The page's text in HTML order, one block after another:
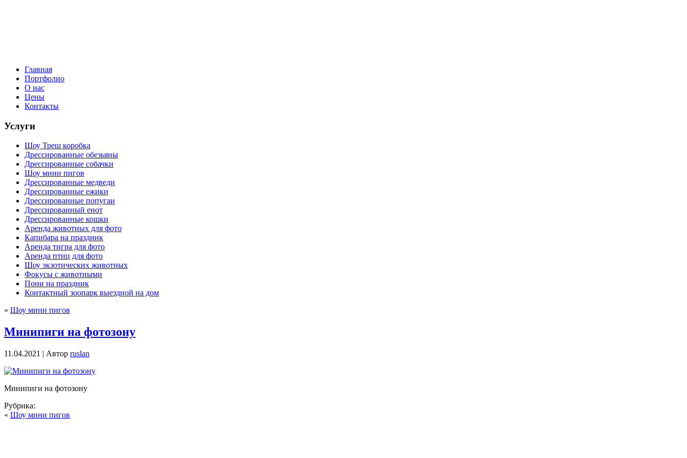
Главная
Портфолио
О нас
Цены
Контакты
Услуги
Шоу Треш коробка
Дрессированные обезьяны
Дрессированные собачки
Шоу мини пигов
Дрессированные медведи
Дрессированные ежики
Дрессированные попугаи
Дрессированный енот
Дрессированные кошки
Аренда животных для фото
Капибара на праздник
Аренда тигра для фото
Аренда птиц для фото
Шоу экзотических животных
Фокусы с животными
Пони на праздник
Контактный зоопарк выездной на дом
« Шоу мини пигов
Минипиги на фотозону
11.04.2021 | Автор ruslan
Минипиги на фотозону
Рубрика:
« Шоу мини пигов